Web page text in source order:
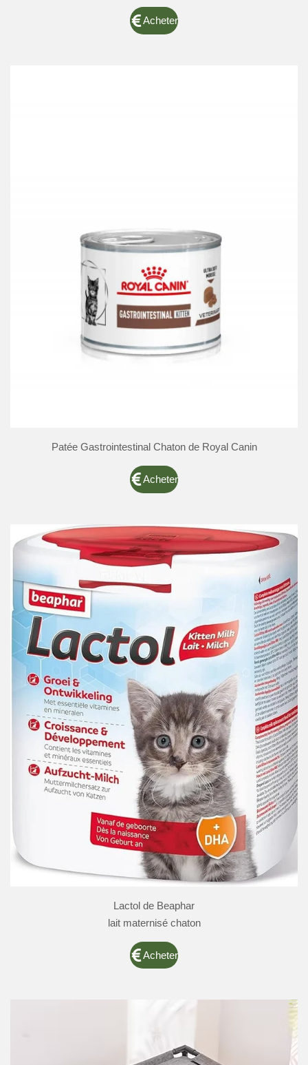
Acheter
Patée Gastrointestinal Chaton de Royal Canin
Acheter
Lactol de Beaphar
lait maternisé chaton
Acheter